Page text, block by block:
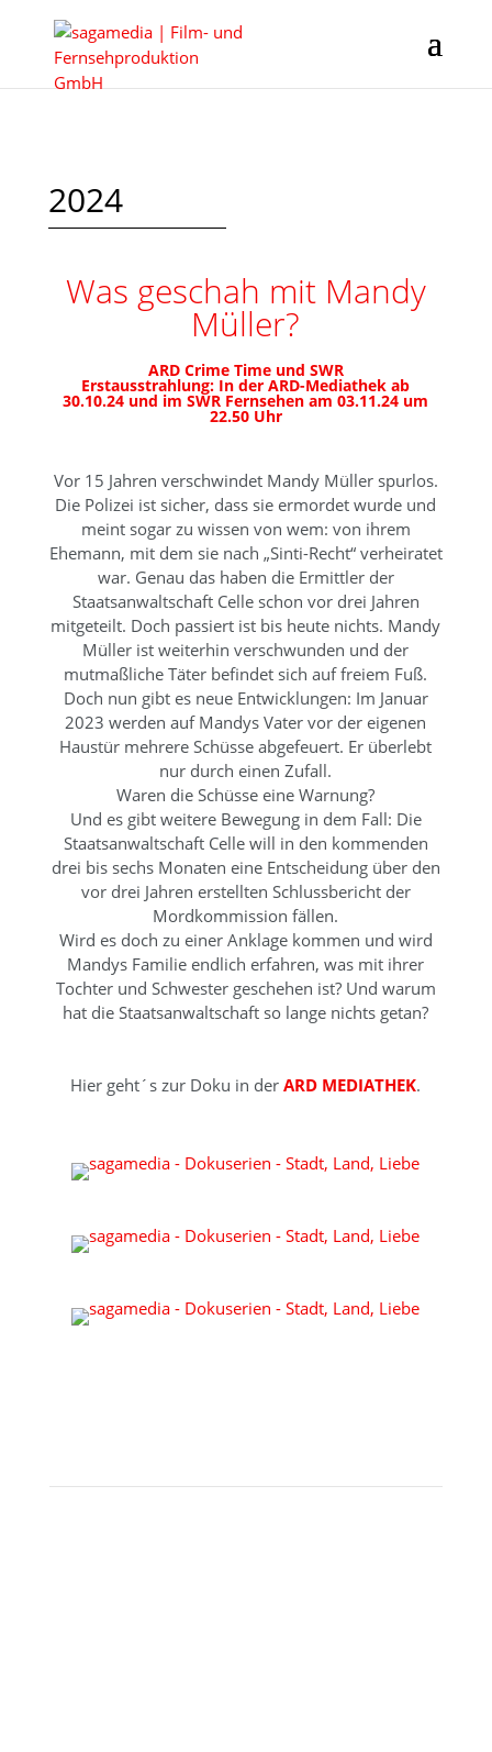
2024
Was geschah mit Mandy
Müller?
ARD Crime Time und SWR
Erstausstrahlung: In der ARD-Mediathek ab
30.10.24 und im SWR Fernsehenam 03.11.24 um
22.50 Uhr
Vor 15 Jahren verschwindet Mandy Müller spurlos.
Die Polizei ist sicher, dass sie ermordet wurde und
meint sogar zu wissen von wem: von ihrem
Ehemann, mit dem sie nach „Sinti-Recht“ verheiratet
war. Genau das haben die Ermittler der
Staatsanwaltschaft Celle schon vor drei Jahren
mitgeteilt. Doch passiert ist bis heute nichts. Mandy
Müller ist weiterhin verschwunden und der
mutmaßliche Täter befindet sich auf freiem Fuß.
Doch nun gibt es neue Entwicklungen: Im Januar
2023 werden auf Mandys Vater vor der eigenen
Haustür mehrere Schüsse abgefeuert. Er überlebt
nur durch einen Zufall.
Waren die Schüsse eine Warnung?
Und es gibt weitere Bewegung in dem Fall: Die
Staatsanwaltschaft Celle will in den kommenden
drei bis sechs Monaten eine Entscheidung über den
vor drei Jahren erstellten Schlussbericht der
Mordkommission fällen.
Wird es doch zu einer Anklage kommen und wird
Mandys Familie endlich erfahren, was mit ihrer
Tochter und Schwester geschehen ist? Und warum
hat die Staatsanwaltschaft so lange nichts getan?
Hier geht´s zur Doku in derARD MEDIATHEK.